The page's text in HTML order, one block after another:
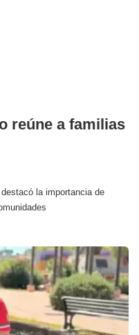
reúne a familias
la importancia de